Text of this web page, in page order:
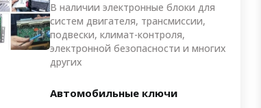
В наличии электронные блоки для
систем двигателя, трансмиссии,
подвески, климат-контроля,
электронной безопасности и многих
других
Автомобильные ключи